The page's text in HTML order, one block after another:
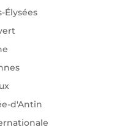
Élysées
d'Antin